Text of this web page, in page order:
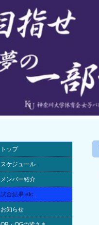
トップ
スケジュール
メンバー紹介
試合結果 etc...
お知らせ